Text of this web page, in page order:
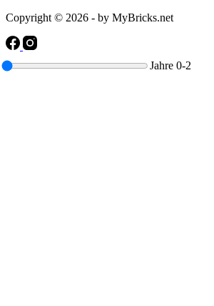
Jahre 0-2
Copyright © 2026 - by MyBricks.net